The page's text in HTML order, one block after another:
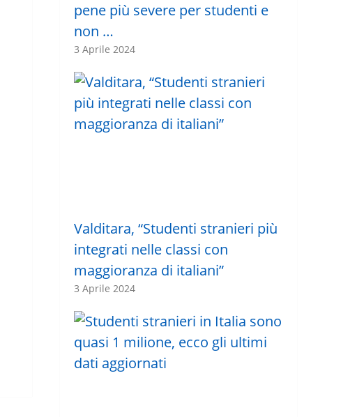
pene più severe per studenti e
non …
3 Aprile 2024
Valditara, “Studenti stranieri più
integrati nelle classi con
maggioranza di italiani”
3 Aprile 2024